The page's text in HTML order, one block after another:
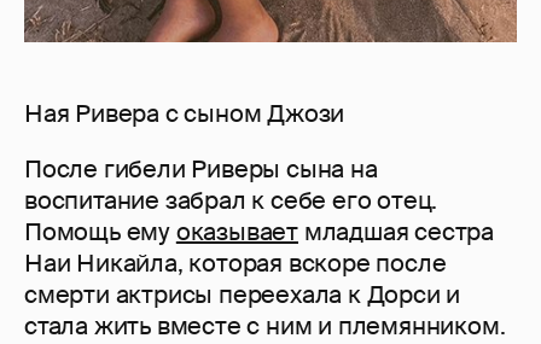
Ная Ривера с сыном Джози
После гибели Риверы сына на
воспитание забрал к себе его отец.
Помощь емуоказывает младшая сестра
Наи Никайла, которая вскоре после
смерти актрисы переехала к Дорси и
стала жить вместе с ним и племянником.